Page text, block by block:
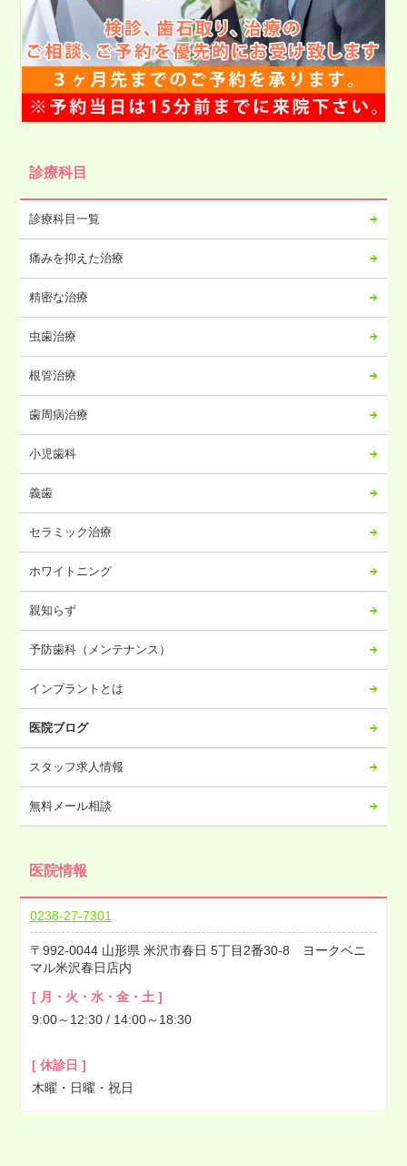
2025年03月
2025年02月
2025年01月
2024年12月
2024年08月
2024年07月
2024年06月
2024年05月
2024年04月
2024年03月
2024年02月
2024年01月
2023年12月
2023年11月
2023年10月
2023年09月
2023年08月
2023年07月
2023年06月
2023年05月
2023年04月
2023年03月
2023年02月
2023年01月
2022年11月
2022年07月
2022年06月
2022年05月
2022年04月
2022年03月
2022年02月
2021年12月
2021年11月
2021年10月
診療科目
診療科目一覧
痛みを抑えた治療
精密な治療
虫歯治療
根管治療
歯周病治療
小児歯科
義歯
セラミック治療
ホワイトニング
親知らず
予防歯科（メンテナンス）
インプラントとは
医院ブログ
スタッフ求人情報
無料メール相談
医院情報
0238-27-7301
992-0044 山形県 米沢市春日 5丁目2番30-8 ヨークベニ
マル米沢春日店内
[ 月・火・水・金・土 ]
9:00～12:30 / 14:00～18:30
[ 休診日 ]
木曜・日曜・祝日